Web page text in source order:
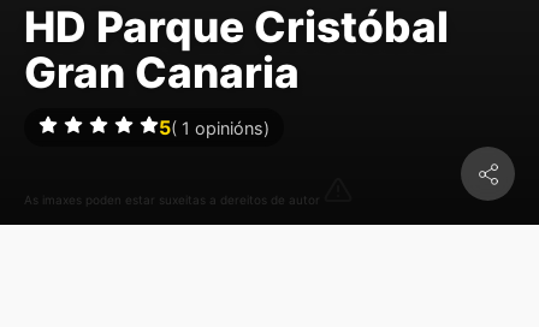
As imaxes poden estar suxeitas a dereitos de autor
HD Parque Cristóbal
Gran Canaria
5( 1 opinións)